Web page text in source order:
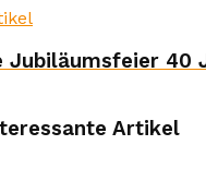
Jubiläumsfeier 40
Artikel